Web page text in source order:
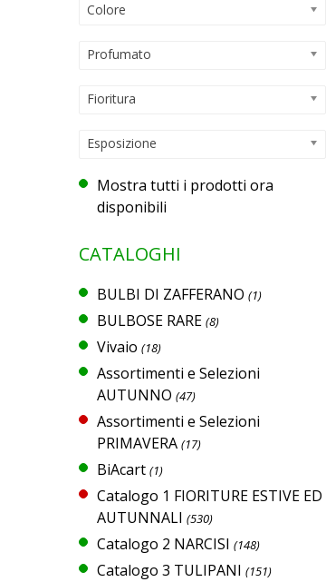
Colore
Profumato
Fioritura
Esposizione
Mostra tutti i prodotti ora
disponibili
CATALOGHI
BULBI DI ZAFFERANO (1)
BULBOSE RARE (8)
Vivaio (18)
Assortimenti e Selezioni
AUTUNNO (47)
Assortimenti e Selezioni
PRIMAVERA (17)
BiAcart (1)
Catalogo 1 FIORITURE ESTIVE ED
AUTUNNALI (530)
Catalogo 2 NARCISI (148)
Catalogo 3 TULIPANI (151)